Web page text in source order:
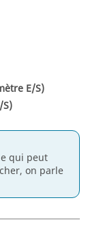
E/S)
qui peut
on parle